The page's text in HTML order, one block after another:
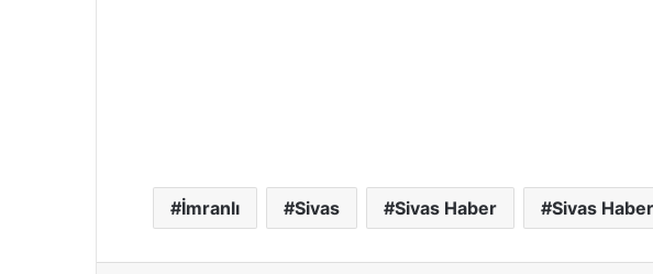
İmranlı Sivas Sivas Haber Sivas